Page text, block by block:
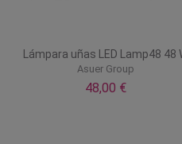
Lámpara uñas LED Lamp48 48
Asuer Group
48,00 €